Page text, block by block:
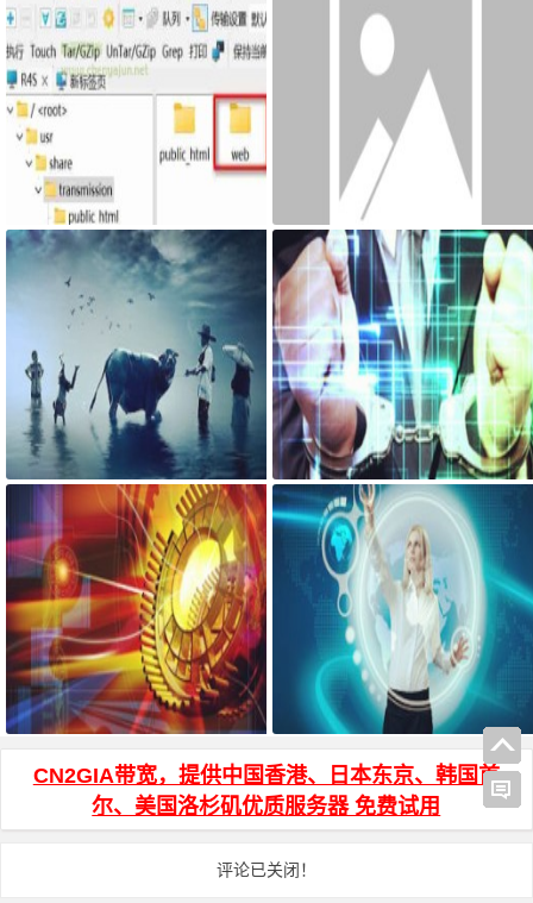
最新固件里transmission页面提示
Couldn't find Transmission's web
interface files错误
网页添加密码访问JS代码
宝塔面板搭建可道云 可访问系统
目录方法
AdGuard Home和网站共存安装方
法
js页面跳转 和 js打开新窗口 方法
HTML页面输入密码才能访问加密
CN2GIA带宽，提供中国香港、日本东京、韩国首
尔、美国洛杉矶优质服务器 免费试用
评论已关闭！